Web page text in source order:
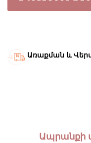
Առաքման և
Ապրանքի